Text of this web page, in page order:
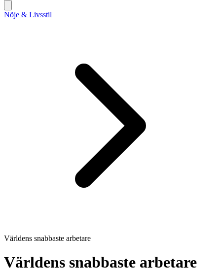
Nöje & Livsstil
Världens snabbaste arbetare
Världens snabbaste arbetare